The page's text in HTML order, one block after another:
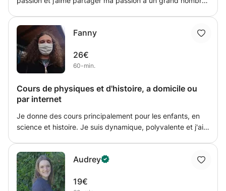
vous suivrez de manière régulière et rigoureuse afin de
vous faire progresser au maximum.
Fanny
26€
60-min.
Cours de physiques et d'histoire, a domicile ou
par internet
Je donne des cours principalement pour les enfants, en
science et histoire. Je suis dynamique, polyvalente et j'ai
Toulon. Je suis également disponible en dehors des
heures de cours si besoin d'aide.
Audrey
19€